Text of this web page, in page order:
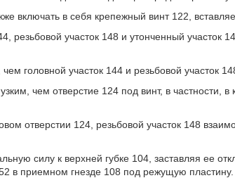
включать в себя крепежный винт 122,
резьбовой участок 148 и утонченный
головной участок 144 и резьбовой участок
чем отверстие 124 под винт, в частности,
отверстии 124, резьбовой участок 148
силу к верхней губке 104, заставляя ее
в приемном гнезде 108 под режущую пластину.